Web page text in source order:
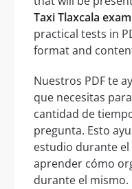
Taxi Tlaxcala exam
practical tests in
format and
Nuestros PDF te
que necesitas
cantidad de
pregunta. Esto
estudio durante el
aprender cómo
durante el mismo.